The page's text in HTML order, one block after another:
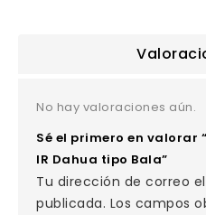
No hay valoraciones aún.
Sé el primero en valorar
IR Dahua tipo Bala”
Tu dirección de correo
publicada. Los campos